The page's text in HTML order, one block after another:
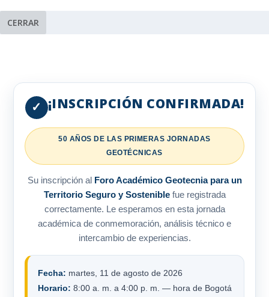
CERRAR
✓ ¡INSCRIPCIÓN CONFIRMADA!
50 AÑOS DE LAS PRIMERAS JORNADAS
GEOTÉCNICAS
Su inscripción al Foro Académico Geotecnia para un
Territorio Seguro y Sosteniblefue registrada
correctamente. Le esperamos en esta jornada
académica de conmemoración, análisis técnico e
intercambio de experiencias.
Fecha: martes, 11 de agosto de 2026
Horario: 8:00 a. m. a 4:00 p. m. — hora de Bogotá